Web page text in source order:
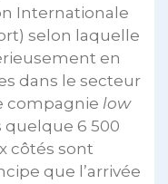
Internationale
selon laquelle
en
dans le secteur
compagnie low
6 500
côtés sont
que l’arrivée